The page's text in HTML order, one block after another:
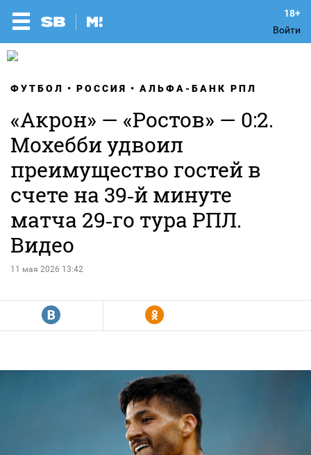
Войти
ФУТБОЛ РОССИЯ АЛЬФА-БАНК РПЛ
«Акрон» — «Ростов» — 0:2.
Мохебби удвоил
преимущество гостей в
счете на 39‑й минуте
матча 29‑го тура РПЛ.
Видео
11 мая 2026 13:42
R Y